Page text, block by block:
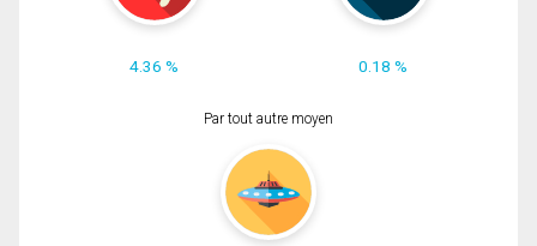
4.36 % 0.18 %
Par tout autre moyen